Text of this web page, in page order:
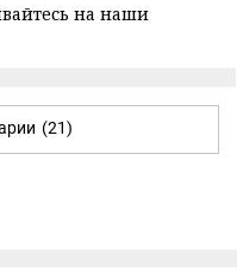
на наши
(21)